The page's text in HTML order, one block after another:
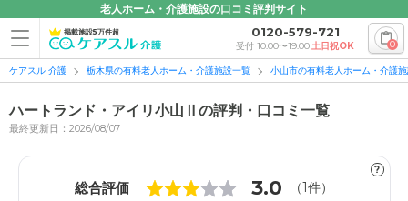
老人ホーム・介護施設の口コミ評判サイト
掲載施設5万件超 0120-579-721
受付 10:00〜19:00土日祝OK 0
ケアスル 介護 栃木県の有料老人ホーム・介護施設一覧 小山市の有料老人ホーム・介護
ハートランド・アイリ小山Ⅱの評判・口コミ一覧
最終更新日：2026/08/07
?
総合評価 3.0 （1件）